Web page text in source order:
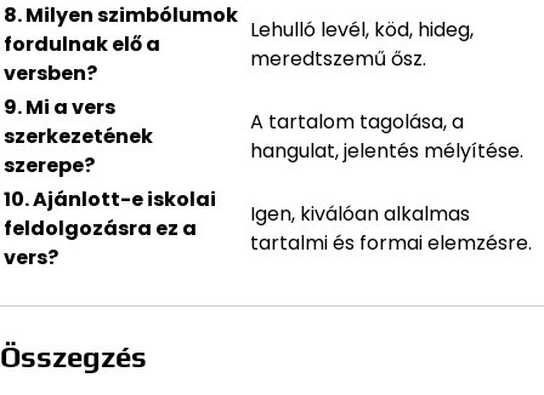
8. Milyen szimbólumok
fordulnak elő a
versben?
Lehulló levél, köd, hideg,
meredtszemű ősz.
9. Mi a vers
szerkezetének
szerepe?
A tartalom tagolása, a
hangulat, jelentés mélyítése.
10. Ajánlott-e iskolai
feldolgozásra ez a
vers?
Igen, kiválóan alkalmas
tartalmi és formai elemzésre.
Összegzés